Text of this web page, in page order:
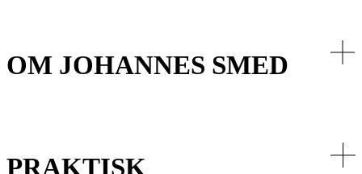
OM JOHANNES SMED
PRAKTISK